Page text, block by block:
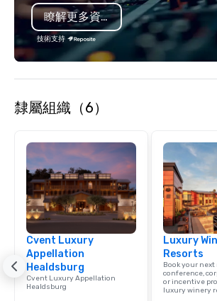
Los Angeles, San Francisco, San
Diego, Orange County, Las Vegas, New
York, Chicago and Miami. Our global
offices enable us to efficiently serve
both U.S. and international clients
across multiple time zones. Let’s craft
contact us today!
瞭解更多資訊
技術支持
隸屬組織（6）
Cvent Luxury
Appellation
Healdsburg
Cvent Luxury Appellation
Healdsburg
Luxury
Resorts
Book your
conference,
or incentive
luxury winery